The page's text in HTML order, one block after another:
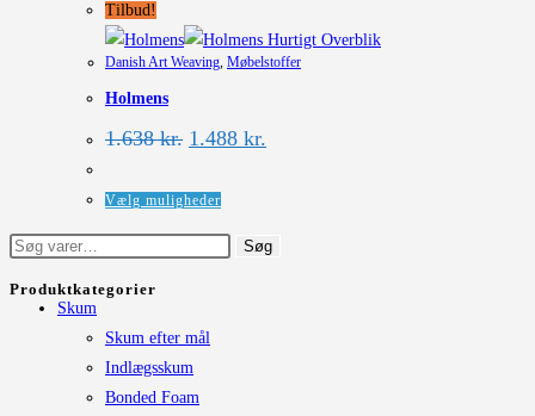
flere
varianter.
kan
på
Tilbud!
Hurtigt Overblik
Danish Art Weaving, Møbelstoffer
Holmens
1.638kr. Den
oprindelige
var:
1.488 kr.
aktuelle
Vælg mulighederDette
har
Søg
Søg
Produktkategorier
Skum
Skum efter mål
Indlægsskum
Bonded Foam